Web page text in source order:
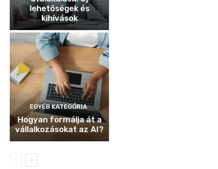
lehetőségek és
kihívások
EGYÉB KATEGÓRIA
Hogyan formálja át a
vállalkozásokat az AI?